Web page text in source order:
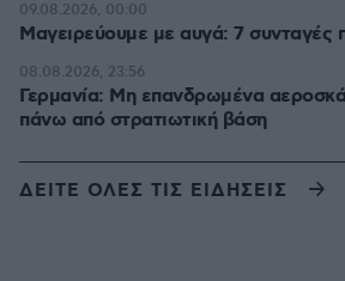
Μαγειρεύουμε με αυγά: 7 συνταγές
09.08.2026, 00:00
Γερμανία: Μη επανδρωμένα
πάνω από στρατιωτική βάση
08.08.2026, 23:56
ΔΕΙΤΕ ΟΛΕΣ ΤΙΣ ΕΙΔΗΣΕΙΣ